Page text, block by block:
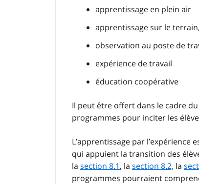
apprentissage en plein air
apprentissage sur le
observation au poste de
expérience de travail
éducation coopérative
Il peut être offert dans le cadre
programmes pour inciter les
L’apprentissage par
qui appuient la transition des
la section 8.1, la section 8.2, la
programmes pourraient